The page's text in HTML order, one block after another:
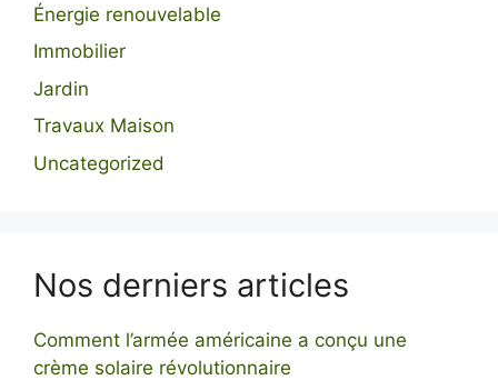
Énergie renouvelable
Immobilier
Jardin
Travaux Maison
Uncategorized
Nos derniers articles
Comment l’armée américaine a conçu une
crème solaire révolutionnaire